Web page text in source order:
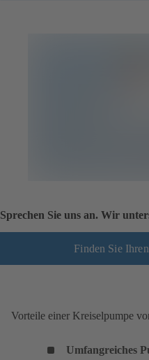
Sprechen Sie uns an. Wir
Finden Sie
Vorteile einer Kreiselpumpe
Umfangreiches